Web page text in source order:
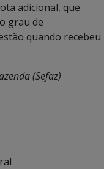
adicional, que
grau de
quando recebeu
(Sefaz)